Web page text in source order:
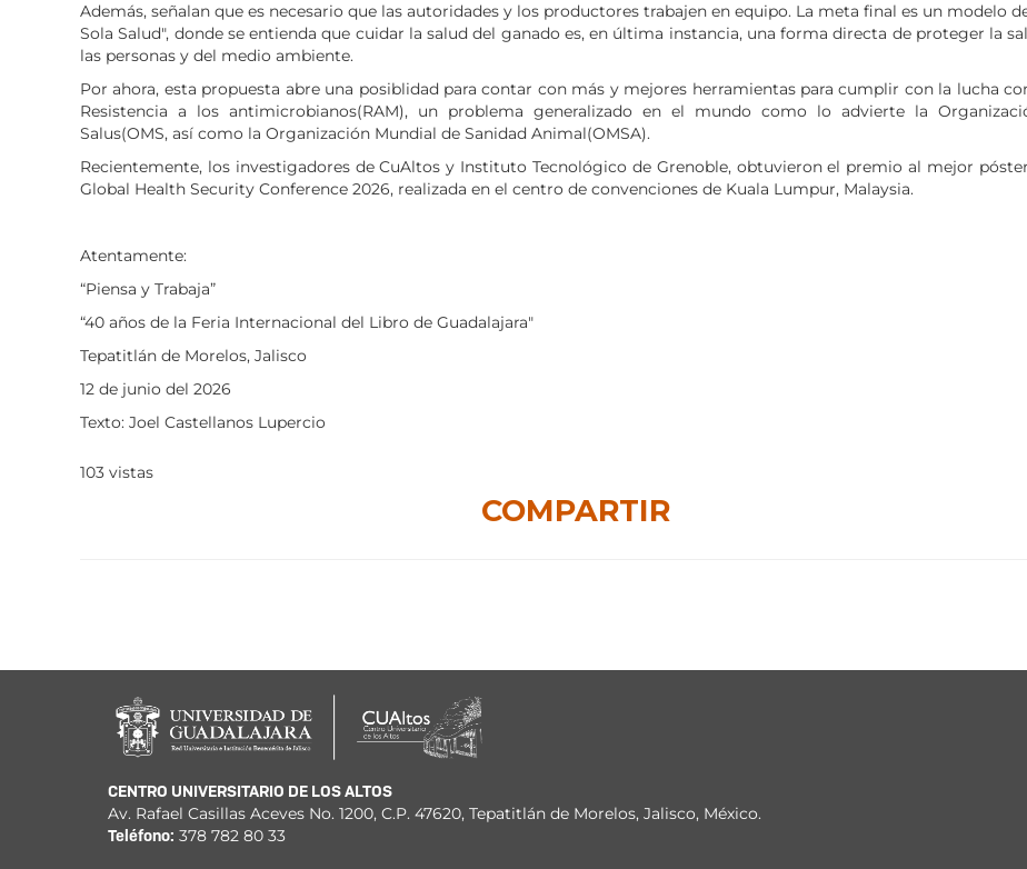
Además, señalan que es necesario que las autoridades y los productores trabajen en equipo. La meta final es un modelo
Sola Salud", donde se entienda que cuidar la salud del ganado es, en última instancia, una forma directa de proteger la
las personas y del medio ambiente.
Por ahora, esta propuesta abre una posiblidad para contar con más y mejores herramientas para cumplir con la lucha
Resistencia a los antimicrobianos(RAM), un problema generalizado en el mundo como lo advierte la
Salus(OMS, así como la Organización Mundial de Sanidad Animal(OMSA).
Recientemente, los investigadores de CuAltos y Instituto Tecnológico de Grenoble, obtuvieron el premio al mejor
Global Health Security Conference 2026, realizada en el centro de convenciones de Kuala Lumpur, Malaysia.
Atentamente:
“Piensa y Trabaja”
“40 años de la Feria Internacional del Libro de Guadalajara"
Tepatitlán de Morelos, Jalisco
12 de junio del 2026
Texto: Joel Castellanos Lupercio
103 vistas
COMPARTIR
CENTRO UNIVERSITARIO DE LOS ALTOS
Av. Rafael Casillas Aceves No. 1200, C.P. 47620, Tepatitlán de Morelos, Jalisco, México.
Teléfono: 378 782 80 33